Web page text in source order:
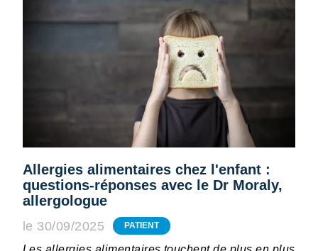
Allergies alimentaires chez l'enfant :
questions-réponses avec le Dr Moraly,
allergologue
le 30/09/2025 PATIENT